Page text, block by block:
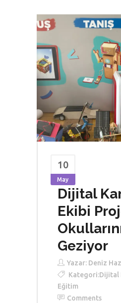
10
May
Dijital
Ekibi
Geziyor
Yazar: Deniz
Kategori:Dijital
Eğitim
Comments